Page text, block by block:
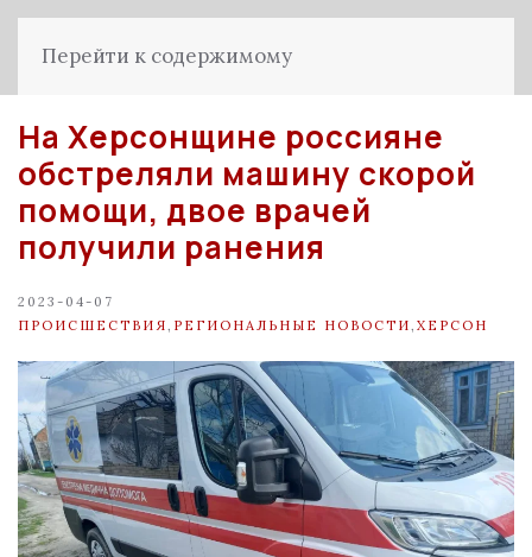
Перейти к содержимому
На Херсонщине россияне
обстреляли машину скорой
помощи, двое врачей
получили ранения
2023-04-07
ПРОИСШЕСТВИЯ РЕГИОНАЛЬНЫЕ НОВОСТИ ХЕРСОН